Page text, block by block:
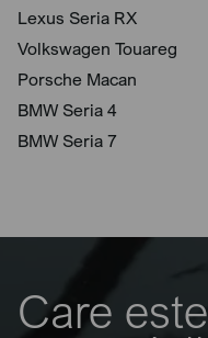
Lexus Seria RX
Volkswagen Touareg
Porsche Macan
BMW Seria 4
BMW Seria 7
Care